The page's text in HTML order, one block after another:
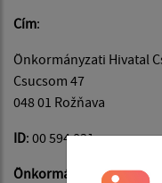
Cím:
Önkormányzati Hivatal
Csucsom 47
048 01 Rožňava
ID: 00 594 831
Önkormányzati régió: